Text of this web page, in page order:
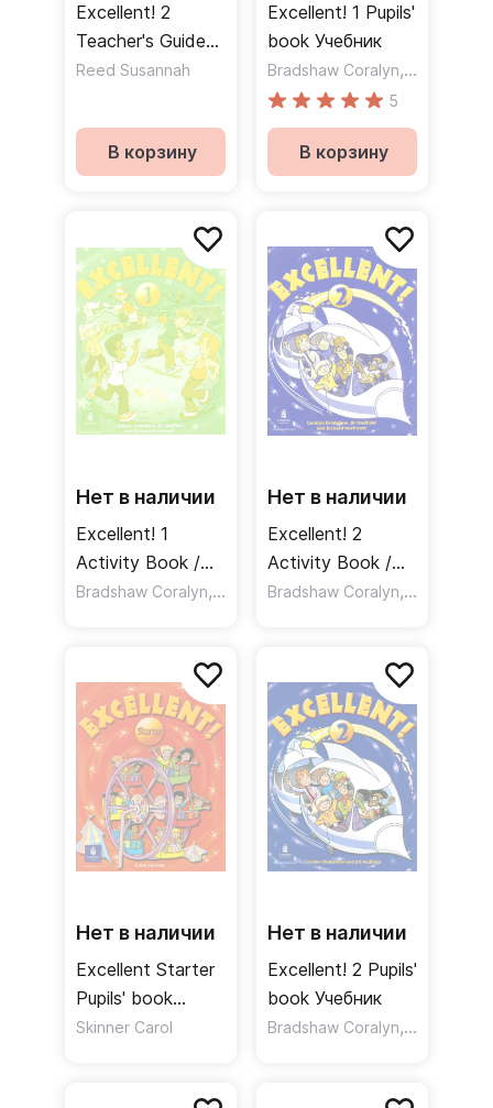
Excellent! 2
Teacher's Guide
Книга для
Reed Susannah
В корзину
Excellent! 1 Pupils'
book Учебник
Bradshaw Coralyn, Hadfield
5
В корзину
Нет в наличии
Excellent! 1
Activity Book /
Рабочая тетрадь
Bradshaw Coralyn, Northcott Richard,Hadfield Jill
Нет в наличии
Excellent! 2
Activity Book /
Рабочая тетрадь
Bradshaw Coralyn, Northcott
Нет в наличии
Excellent Starter
Pupils' book
Учебник
Skinner Carol
Нет в наличии
Excellent! 2 Pupils'
book Учебник
Bradshaw Coralyn, Hadfield